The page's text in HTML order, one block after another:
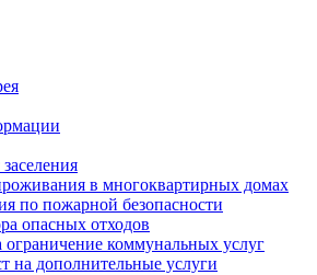
в многоквартирных домах
по пожарной безопасности
опасных отходов
коммунальных услуг
на дополнительные услуги